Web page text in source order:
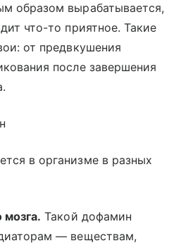
образом вырабатывается,
что-то приятное. Такие
от предвкушения
после завершения
в организме в разных
мозга. Такой дофамин
— веществам,